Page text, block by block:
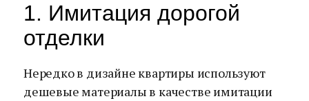
1. Имитация дорогой
отделки
Нередко в дизайне квартиры используют
дешевые материалы в качестве имитации